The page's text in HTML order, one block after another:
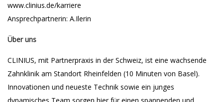
www.clinius.de/karriere
Ansprechpartnerin: A.Ilerin
Über uns
CLINIUS, mit Partnerpraxis in der Schweiz, ist eine wachsende
Zahnklinik am Standort Rheinfelden (10 Minuten von Basel).
Innovationen und neueste Technik sowie ein junges